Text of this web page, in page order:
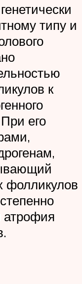
типу и
к
его
фолликулов
атрофия